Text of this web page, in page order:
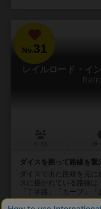
No.31
レイルロード・イ
ダイスを振って路線を繋
ダイスで出た路線を元
スに描かれている路線
「丁字路」「カーブ」